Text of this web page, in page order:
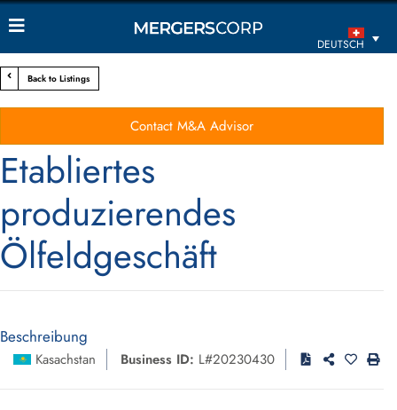
DEUTSCH
Back to Listings
Contact M&A Advisor
Etabliertes
produzierendes
Ölfeldgeschäft
Beschreibung
Kasachstan Business ID: L#20230430